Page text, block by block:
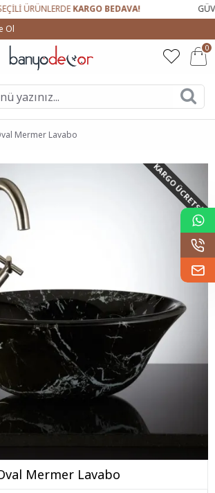
ÜRÜNLERDEKARGO BEDAVA!
Ol
0
Mermer Lavabo
KARGO ÜCRETSIZ!
Mermer Lavabo